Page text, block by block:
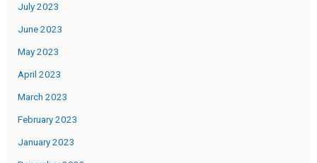
July 2023
June 2023
May 2023
April 2023
March 2023
February 2023
January 2023